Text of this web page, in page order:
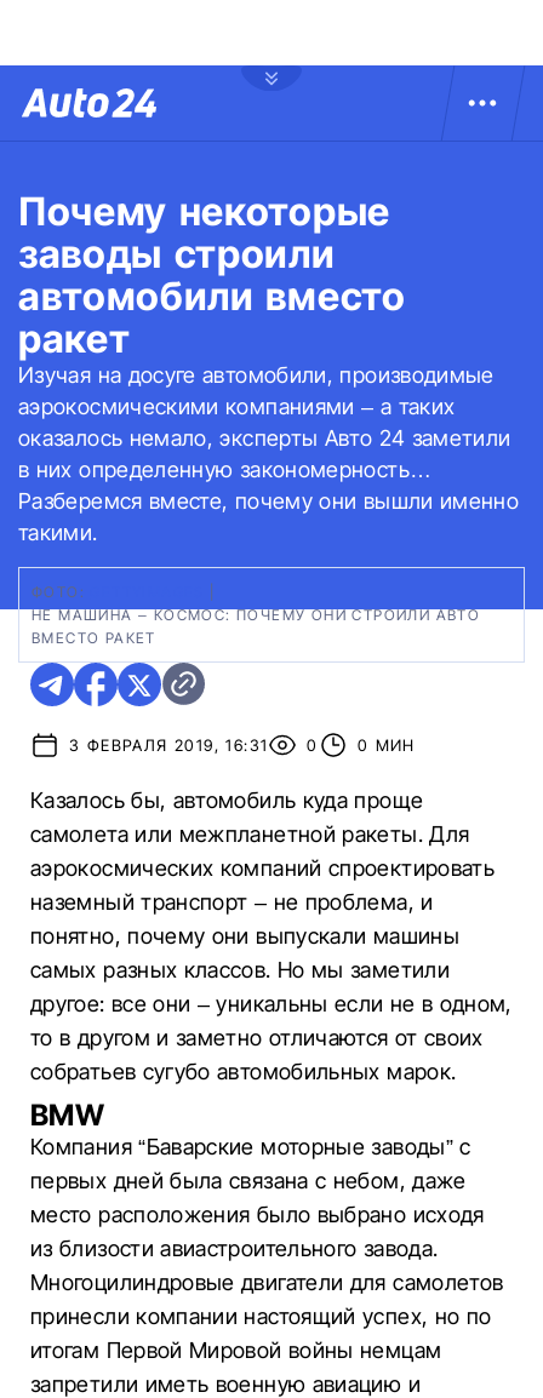
Почему некоторые
заводы строили
автомобили вместо
ракет
Изучая на досуге автомобили, производимые
аэрокосмическими компаниями – а таких
оказалось немало, эксперты Авто 24 заметили
в них определенную закономерность…
Разберемся вместе, почему они вышли именно
такими.
ФОТО:
НЕ МАШИНА – КОСМОС: ПОЧЕМУ ОНИ СТРОИЛИ АВТО
ВМЕСТО РАКЕТ
3 ФЕВРАЛЯ 2019, 16:31 0 0 МИН
Казалось бы, автомобиль куда проще
самолета или межпланетной ракеты. Для
аэрокосмических компаний спроектировать
наземный транспорт – не проблема, и
понятно, почему они выпускали машины
самых разных классов. Но мы заметили
другое: все они – уникальны если не в одном,
то в другом и заметно отличаются от своих
собратьев сугубо автомобильных марок.
BMW
Компания “Баварские моторные заводы” с
первых дней была связана с небом, даже
место расположения было выбрано исходя
из близости авиастроительного завода.
Многоцилиндровые двигатели для самолетов
принесли компании настоящий успех, но по
итогам Первой Мировой войны немцам
запретили иметь военную авиацию и